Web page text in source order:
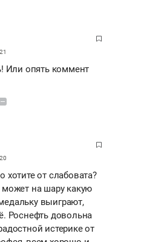
Или опять коммент
хотите от слабовата?
на шару какую
выиграют,
Роснефть довольна
истерике от